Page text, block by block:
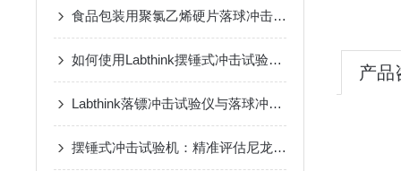
食品包装用聚氯乙烯硬片落球冲击试验机的技术介绍
如何使用Labthink摆锤式冲击试验机按GB/T 8809标准测试薄膜抗冲击性
Labthink落镖冲击试验仪与落球冲击试验机：评估材料抗冲击性能的专业设备
摆锤式冲击试验机：精准评估尼龙膜材料抗冲击性能
产品